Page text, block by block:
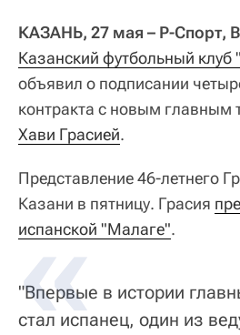
КАЗАНЬ, 27 мая – Р-Спорт,
Казанский футбольный клуб
объявил о подписании
контракта с новым главным
Хави Грасией.
Представление 46-летнего
Казани в пятницу. Грасия
испанской "Малаге".
"Впервые в истории
стал испанец, один из